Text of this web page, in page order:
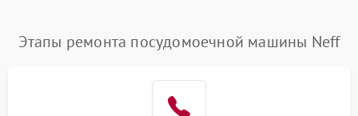
Этапы ремонта посудомоечной машины Neff